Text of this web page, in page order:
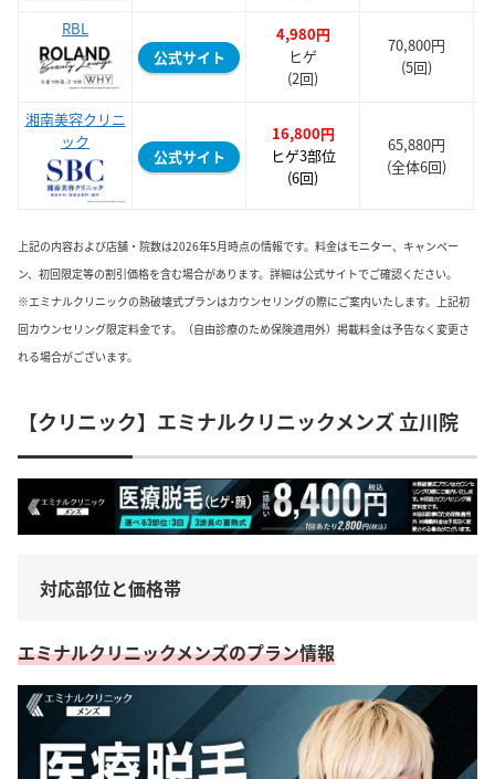
RBL
公式サイト
4,980円
ヒゲ
(2回)
70,800円
(5回)
湘南美容クリニ
ック
公式サイト
16,800円
ヒゲ3部位
(6回)
65,880円
(全体6回)
上記の内容および店舗・院数は2026年5月時点の情報です。料金はモニター、キャンペー
ン、初回限定等の割引価格を含む場合があります。詳細は公式サイトでご確認ください。
※エミナルクリニックの熱破壊式プランはカウンセリングの際にご案内いたします。上記初
回カウンセリング限定料金です。（自由診療のため保険適用外）掲載料金は予告なく変更さ
れる場合がございます。
【クリニック】エミナルクリニックメンズ 立川院
対応部位と価格帯
エミナルクリニックメンズのプラン情報